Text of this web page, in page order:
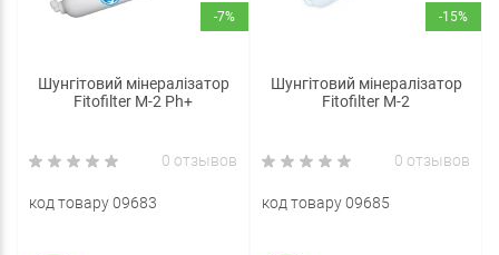
-7%
Шунгітовий мінералізатор
Fitofilter M-2 Рh+
0 отзывов
код товару 09683
-15%
Шунгітовий мінералізатор
Fitofilter M-2
0 отзывов
код товару 09685